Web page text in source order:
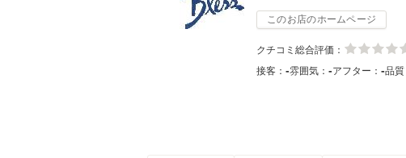
このお店のホームページ
クチコミ総合評価：
接客： -雰囲気： -アフター： -品質